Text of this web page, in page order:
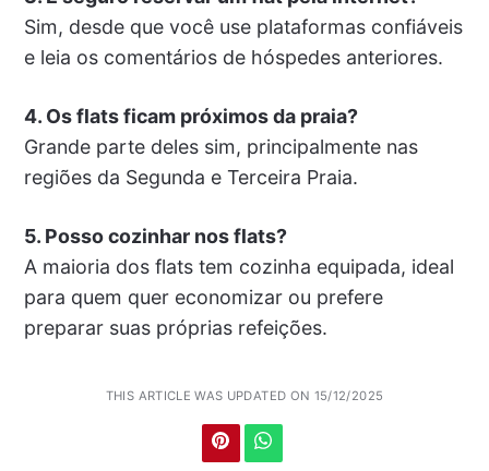
Sim, desde que você use plataformas confiáveis
e leia os comentários de hóspedes anteriores.
4. Os flats ficam próximos da praia?
Grande parte deles sim, principalmente nas
regiões da Segunda e Terceira Praia.
5. Posso cozinhar nos flats?
A maioria dos flats tem cozinha equipada, ideal
para quem quer economizar ou prefere
preparar suas próprias refeições.
THIS ARTICLE WAS UPDATED ON 15/12/2025